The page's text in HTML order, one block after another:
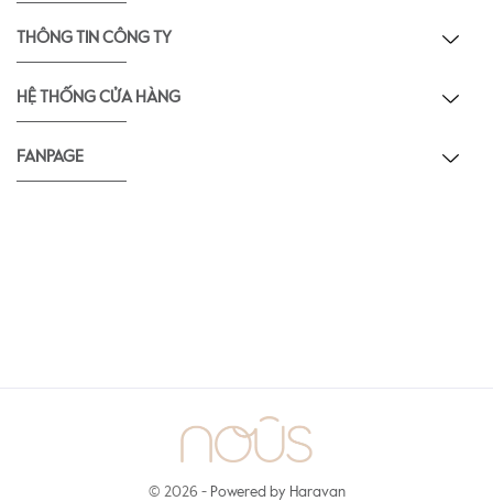
THÔNG TIN CÔNG TY
HỆ THỐNG CỬA HÀNG
FANPAGE
© 2026 - Powered by Haravan